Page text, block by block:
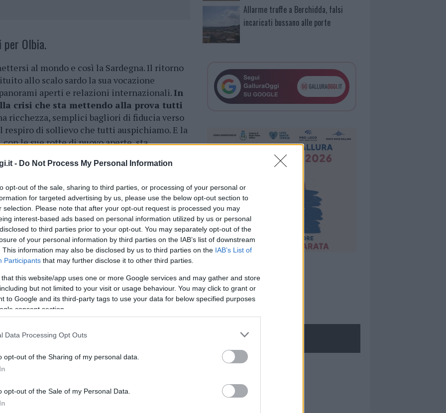
- Do Not Process My Personal Information
opt-out of the sale, sharing to third parties, or processing of your personal or
for targeted advertising by us, please use the below opt-out section to
selection. Please note that after your opt-out request is processed you may
interest-based ads based on personal information utilized by us or personal
to third parties prior to your opt-out. You may separately opt-out of the
of your personal information by third parties on the IAB’s list of downstream
This information may also be disclosed by us to third parties on the IAB’s List of
Participants that may further disclose it to other third parties.
that this website/app uses one or more Google services and may gather and store
but not limited to your visit or usage behaviour. You may click to grant or
to Google and its third-party tags to use your data for below specified purposes
consent section.
Data Processing Opt Outs
opt-out of the Sharing of my personal data.
opt-out of the Sale of my Personal Data.
Olbia.
al mondo e così la Sardegna. Il ritorno
allo scalo sardo la sua vocazione
aperti e relazioni internazionali. In
crisi che sta mettendo alla prova tutti
ricchezza, semplici bagliori di fiducia verso
di sollievo che tutti auspichiamo. E la
con le sue rotte di nuovo aperte, sta
carattere: roccioso e solido ma anche,
decollo, guardare con fiducia al domani,
sul lavoro, sull’investimento, sulla
come l’apertura di un nuovo
chiuso, di un negozio che sembrava non
così che si torna a casa, forse. Ed è una
da una regione abituata alla fatica, al
mondo, a testa alta, con la fierezza che le
quanto sia famosa per le sue coste
povero, inteso nell’accezione di semplicità e
da sempre come un posto di vacanza, ma
di coraggio.
cliccandoqui
Allarme truffe a Berchidda, falsi
incaricati bussano alle porte
NECROLOGIE